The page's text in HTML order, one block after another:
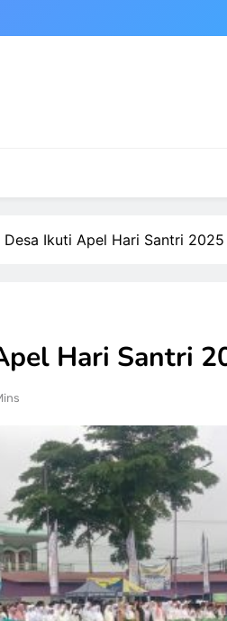
Desa Ikuti Apel Hari Santri
Hari Santri